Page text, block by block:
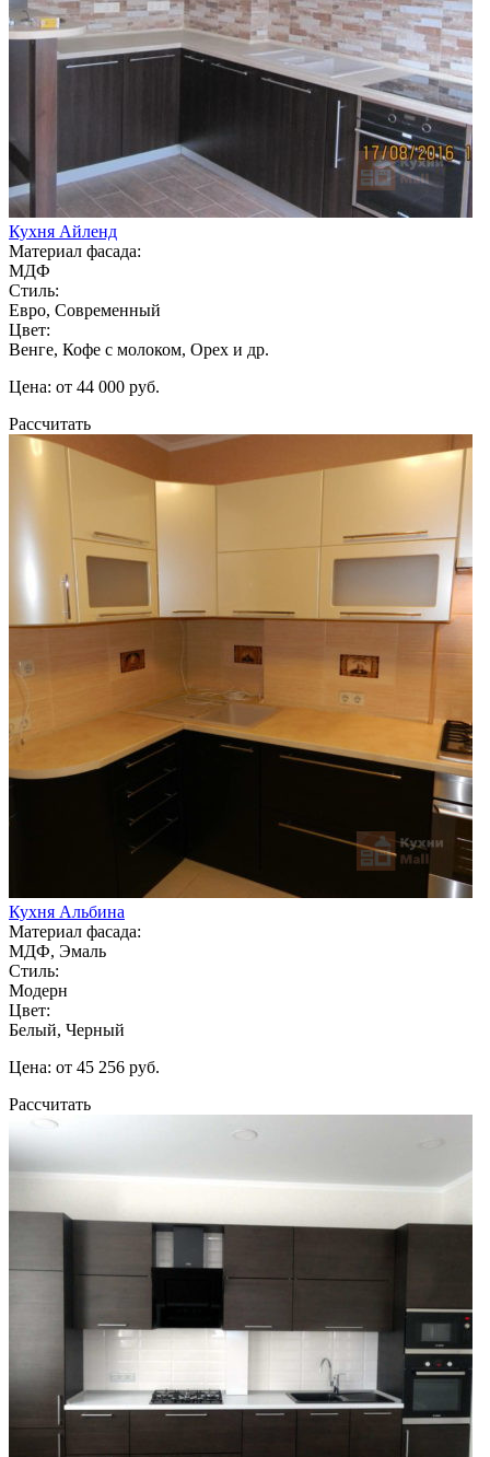
Кухня Айленд
Материал фасада:
МДФ
Стиль:
Евро, Современный
Цвет:
Венге, Кофе с молоком, Орех и др.
Цена: от 44 000 руб.
Рассчитать
Кухня Альбина
Материал фасада:
МДФ, Эмаль
Стиль:
Модерн
Цвет:
Белый, Черный
Цена: от 45 256 руб.
Рассчитать